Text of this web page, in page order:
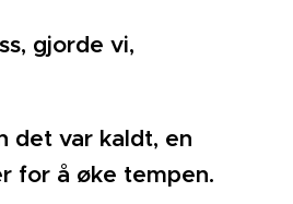
gjorde vi,
det var kaldt, en
for å øke tempen.